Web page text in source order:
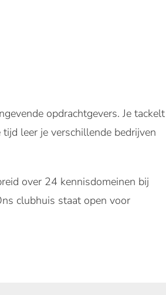
opdrachtgevers. Je tackelt
leer je verschillende bedrijven
over 24 kennisdomeinen bij
clubhuis staat open voor